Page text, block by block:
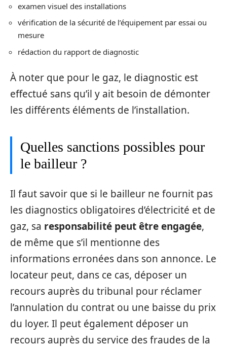
examen visuel des installations
vérification de la sécurité de l’équipement par essai ou
mesure
rédaction du rapport de diagnostic
À noter que pour le gaz, le diagnostic est
effectué sans qu’il y ait besoin de démonter
les différents éléments de l’installation.
Quelles sanctions possibles pour
le bailleur ?
Il faut savoir que si le bailleur ne fournit pas
les diagnostics obligatoires d’électricité et de
gaz, sa responsabilité peut être engagée,
de même que s’il mentionne des
informations erronées dans son annonce. Le
locateur peut, dans ce cas, déposer un
recours auprès du tribunal pour réclamer
l’annulation du contrat ou une baisse du prix
du loyer. Il peut également déposer un
recours auprès du service des fraudes de la